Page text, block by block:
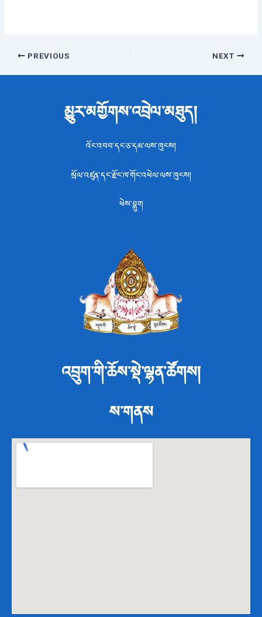
Post
PREVIOUS NEXT
མྱུར་མགྱོགས་འབྲེལ་མཐུད།
འོང་འབབ་དང་ཅ་དམ་ལས་ཁུངས།
སྲོལ་འཛུན་དང་རྫོང་ཁ་གོང་འཕེལ་ལས་ཁུངས།
ཕེས་བྷུག
འབྲུག་གི་ཆོས་སྡེ་ལྷན་ཚོགས།
ས་གནས